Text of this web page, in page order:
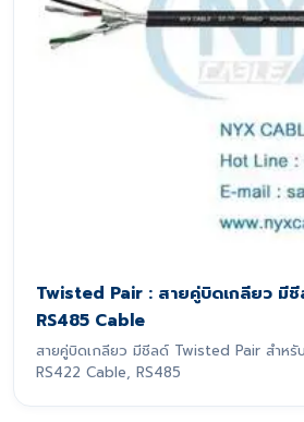
Twisted Pair : สายคู่บิดเกลียว
RS485 Cable
สายคู่บิดเกลียว มีชีลด์ Twisted Pair สำ
RS422 Cable, RS485